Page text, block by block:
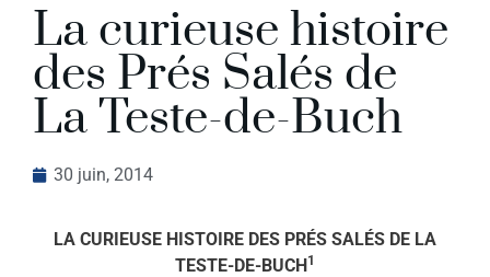
La curieuse histoire
des Prés Salés de
La Teste-de-Buch
30 juin, 2014
LA CURIEUSE HISTOIRE DES PRÉS SALÉS DE LA
TESTE-DE-BUCH1